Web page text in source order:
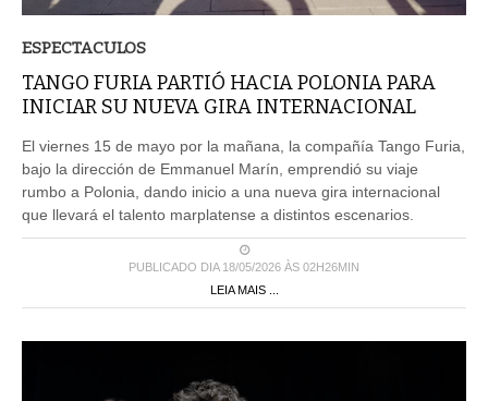
TANGO FURIA PARTIÓ HACIA POLONIA PARA
INICIAR SU NUEVA GIRA INTERNACIONAL
bajo la dirección de Emmanuel Marín, emprendió su viaje
rumbo a Polonia, dando inicio a una nueva gira internacional
que llevará el talento marplatense a distintos escenarios.
PUBLICADO DIA 18/05/2026 ÀS 02H26MIN
LEIA MAIS ...